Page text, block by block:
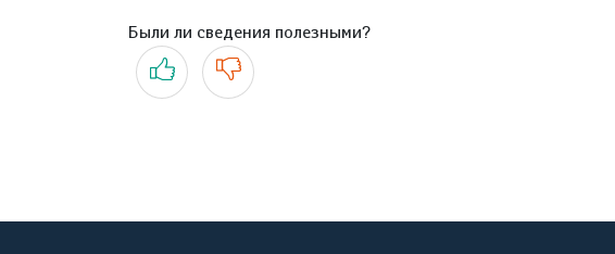
Были ли сведения полезными?
Да Нет